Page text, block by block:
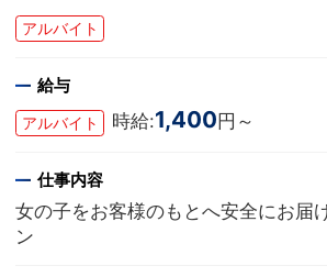
アルバイト
給与
アルバイト 時給:1,400 円～
仕事内容
女の子をお客様のもとへ安全にお届
ン